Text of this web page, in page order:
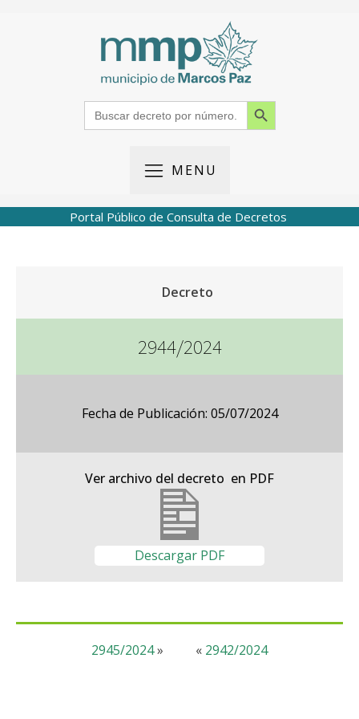
Search
for:
Search Button
MENU
Portal Público de Consulta de Decretos
Decreto
2944/2024
Fecha de Publicación: 05/07/2024
Ver archivo del decreto en PDF
Descargar PDF
« 2942/2024
2945/2024»